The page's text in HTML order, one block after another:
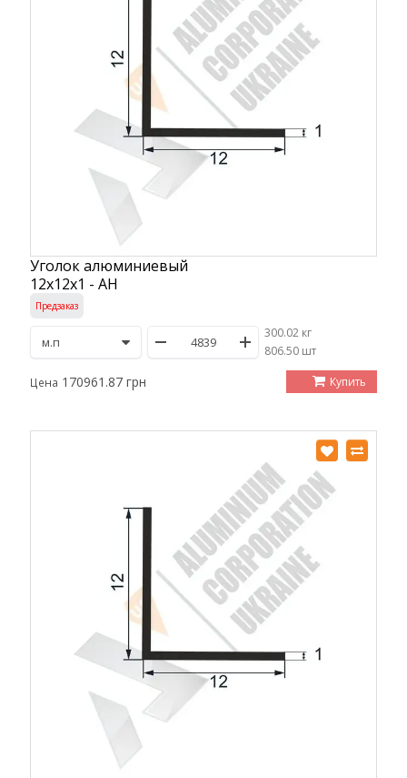
Уголок алюминиевый
12х12х1 - АН
Предзаказ
300.02 кг
/806.50 шт
Цена 170961.87 грн Купить